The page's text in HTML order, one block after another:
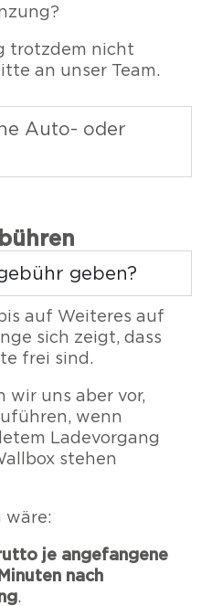
trotzdem nicht
an unser Team.
Auto- oder
geben?
auf Weiteres auf
sich zeigt, dass
frei sind.
wir uns aber vor,
wenn
Ladevorgang
stehen
wäre:
je angefangene
nach
.